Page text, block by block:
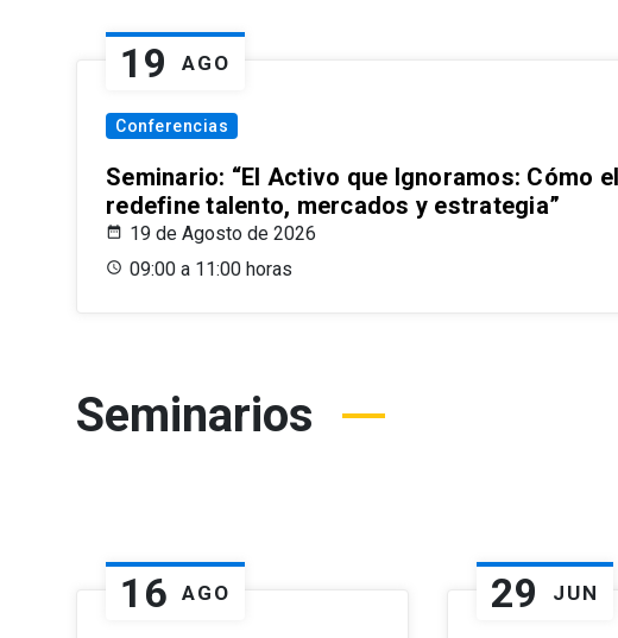
19 AGO
Conferencias
Seminario: “El Activo que Ignoramos: Cómo
redefine talento, mercados y estrategia”
19 de Agosto de 2026
09:00 a 11:00 horas
Seminarios
16 AGO 29 JUN